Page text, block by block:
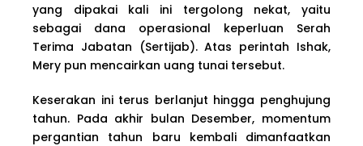
yang dipakai kali ini tergolong nekat, yaitu
sebagai dana operasional keperluan Serah
Terima Jabatan (Sertijab). Atas perintah Ishak,
Mery pun mencairkan uang tunai tersebut.
Keserakan ini terus berlanjut hingga penghujung
tahun. Pada akhir bulan Desember, momentum
pergantian tahun baru kembali dimanfaatkan